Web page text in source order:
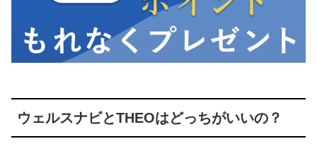
ウェルスナビとTHEOはどっちがいいの？